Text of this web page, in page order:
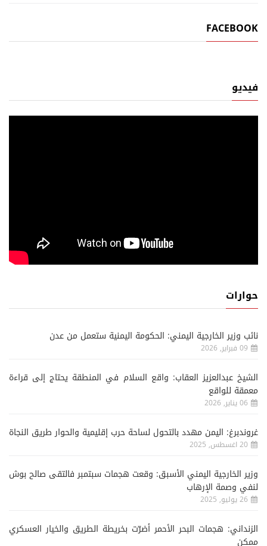
FACEBOOK
فيديو
حوارات
نائب وزير الخارجية اليمني: الحكومة اليمنية ستعمل من عدن
09 فبراير, 2026
الشيخ عبدالعزيز العقاب: واقع السلام في المنطقة يحتاج إلى قراءة
معمقة للواقع
06 يناير, 2026
غروندبرغ: اليمن مهدد بالتحول لساحة حرب إقليمية والحوار طريق النجاة
20 اغسطس, 2025
وزير الخارجية اليمني الأسبق: وقعت هجمات سبتمبر فالتقى صالح بوش
لنفي وصمة الإرهاب
26 يوليو, 2025
الزنداني: هجمات البحر الأحمر أضرّت بخريطة الطريق والخيار العسكري
ممكن